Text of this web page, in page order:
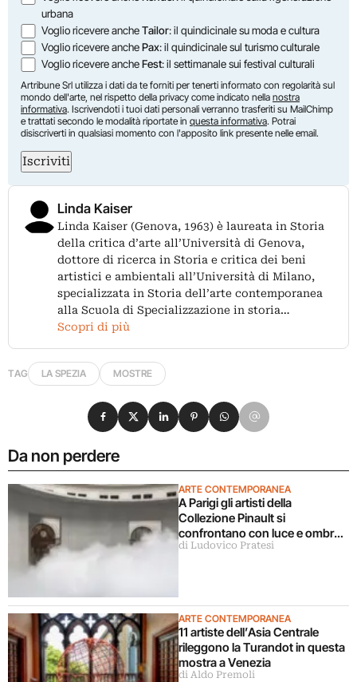
urbana
Voglio ricevere ancheTailor: il quindicinale su moda e cultura
Voglio ricevere anchePax: il quindicinale sul turismo culturale
Voglio ricevere ancheFest: il settimanale sui festival culturali
Artribune Srl utilizza i dati da te forniti per tenerti informato con regolarità sul
mondo dell'arte, nel rispetto della privacy come indicato nella nostra
informativa. Iscrivendoti i tuoi dati personali verranno trasferiti su MailChimp
e trattati secondo le modalità riportate in questa informativa. Potrai
disiscriverti in qualsiasi momento con l'apposito link presente nelle email.
Iscriviti
Linda Kaiser
Linda Kaiser (Genova, 1963) è laureata in Storia
della critica d’arte all’Università di Genova,
dottore di ricerca in Storia e critica dei beni
artistici e ambientali all’Università di Milano,
specializzata in Storia dell’arte contemporanea
alla Scuola di Specializzazione in storia…
Scopri di più
TAG LA SPEZIA MOSTRE
Da non perdere
ARTE CONTEMPORANEA
A Parigi gli artisti della
Collezione Pinault si
confrontano con luce e ombra
in una grande mostra
di Ludovico Pratesi
ARTE CONTEMPORANEA
11 artiste dell’Asia Centrale
rileggono la Turandot in questa
mostra a Venezia
di Aldo Premoli
Condividi su Facebook
Condividi su X
Condividi su LinkedIn
Condividi su Pinterest
Condividi su WhatsApp
Condividi su Email